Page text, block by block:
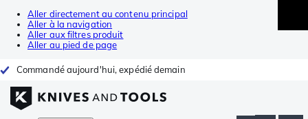
Aller directement au contenu principal
Aller à la navigation
Aller aux filtres produit
Aller au pied de page
Commandé aujourd'hui, expédié demain